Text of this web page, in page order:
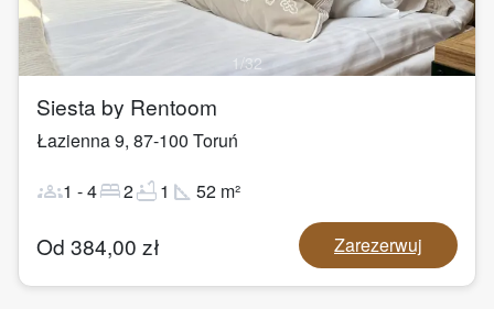
1 /32
Siesta by Rentoom
Łazienna 9, 87-100 Toruń
groups1 -4bed2bathtub1 square_foot 52 m²
Od 384,00 zł Zarezerwuj